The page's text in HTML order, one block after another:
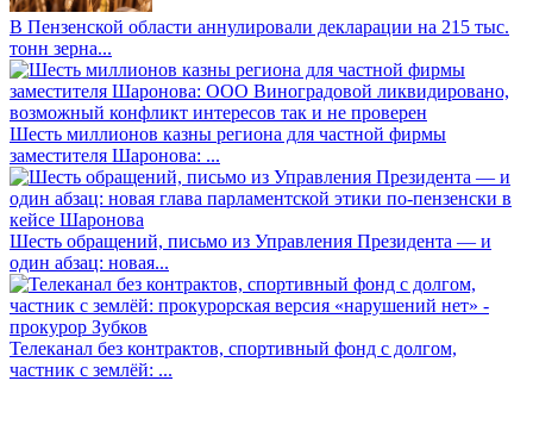
В Пензенской области аннулировали декларации на 215 тыс.
тонн зерна...
Шесть миллионов казны региона для частной фирмы
заместителя Шаронова: ...
Шесть обращений, письмо из Управления Президента — и
один абзац: новая...
Телеканал без контрактов, спортивный фонд с долгом,
частник с землёй: ...